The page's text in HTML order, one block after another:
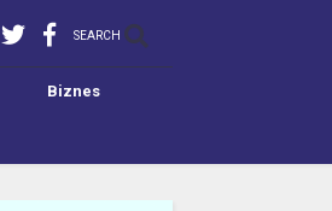
SEARCH
Biznes